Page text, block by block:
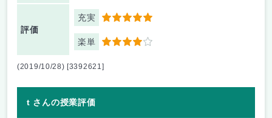
評価
充実 5
楽単 4
(2019/10/28) [3392621]
t さんの授業評価